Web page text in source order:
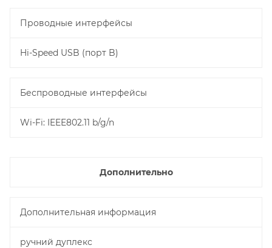
Проводные интерфейсы
Hi-Speed USB (порт B)
Беспроводные интерфейсы
Wi-Fi: IEEE802.11 b/g/n
Дополнительно
Дополнительная информация
ручний дуплекс